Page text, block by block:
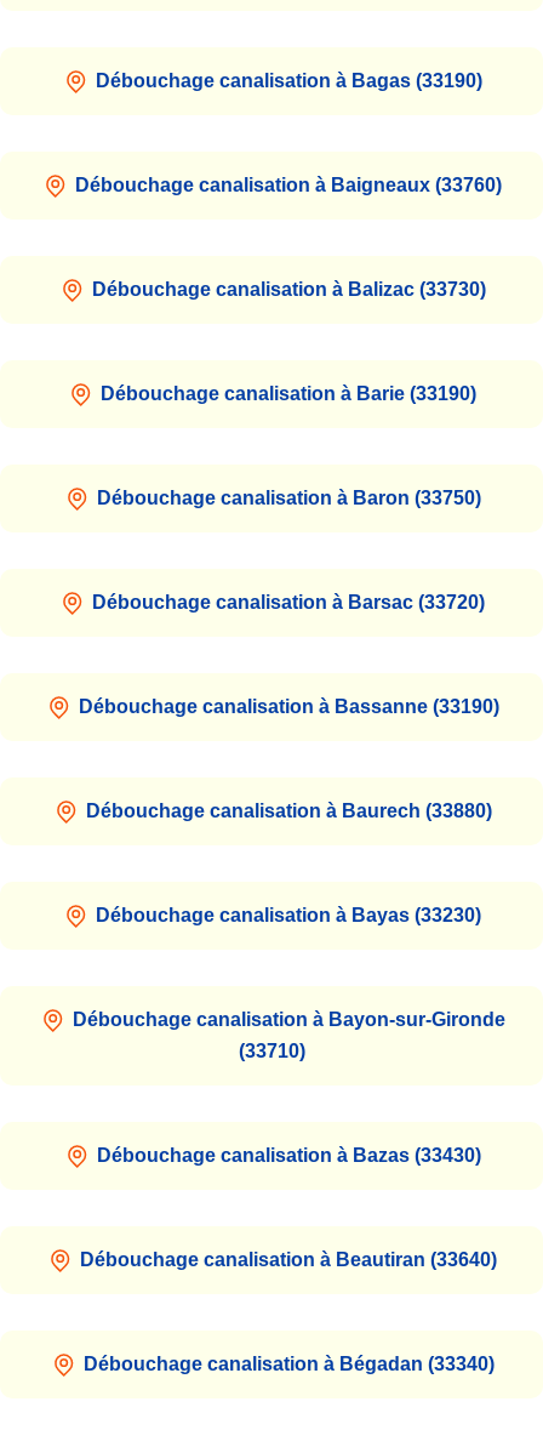
Débouchage canalisation à Bagas (33190)
Débouchage canalisation à Baigneaux (33760)
Débouchage canalisation à Balizac (33730)
Débouchage canalisation à Barie (33190)
Débouchage canalisation à Baron (33750)
Débouchage canalisation à Barsac (33720)
Débouchage canalisation à Bassanne (33190)
Débouchage canalisation à Baurech (33880)
Débouchage canalisation à Bayas (33230)
Débouchage canalisation à Bayon-sur-Gironde
(33710)
Débouchage canalisation à Bazas (33430)
Débouchage canalisation à Beautiran (33640)
Débouchage canalisation à Bégadan (33340)